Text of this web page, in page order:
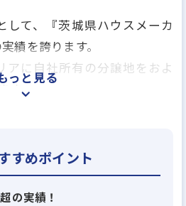
して、『茨城県ハウスメーカ
績を誇ります。
アに自社所有の分譲地をおよ
す。
対してコーディネーター、設
れいる「完全分業スタイル」
っと見る
すめポイント
の実績！